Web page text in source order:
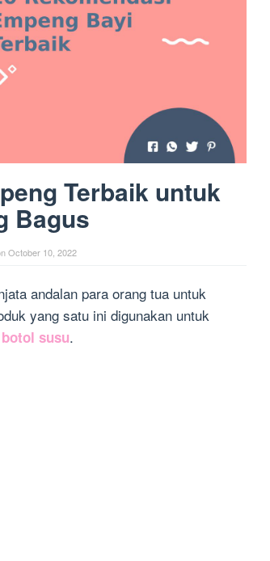
Terbaik untuk
Bagus
October 10, 2022
andalan para orang tua untuk
yang satu ini digunakan untuk
botol susu.